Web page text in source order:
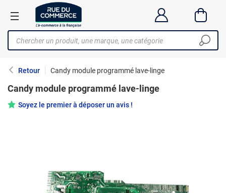
Retour Candy module programmé lave-linge
Candy module programmé lave-linge
Soyez le premier à déposer un avis !